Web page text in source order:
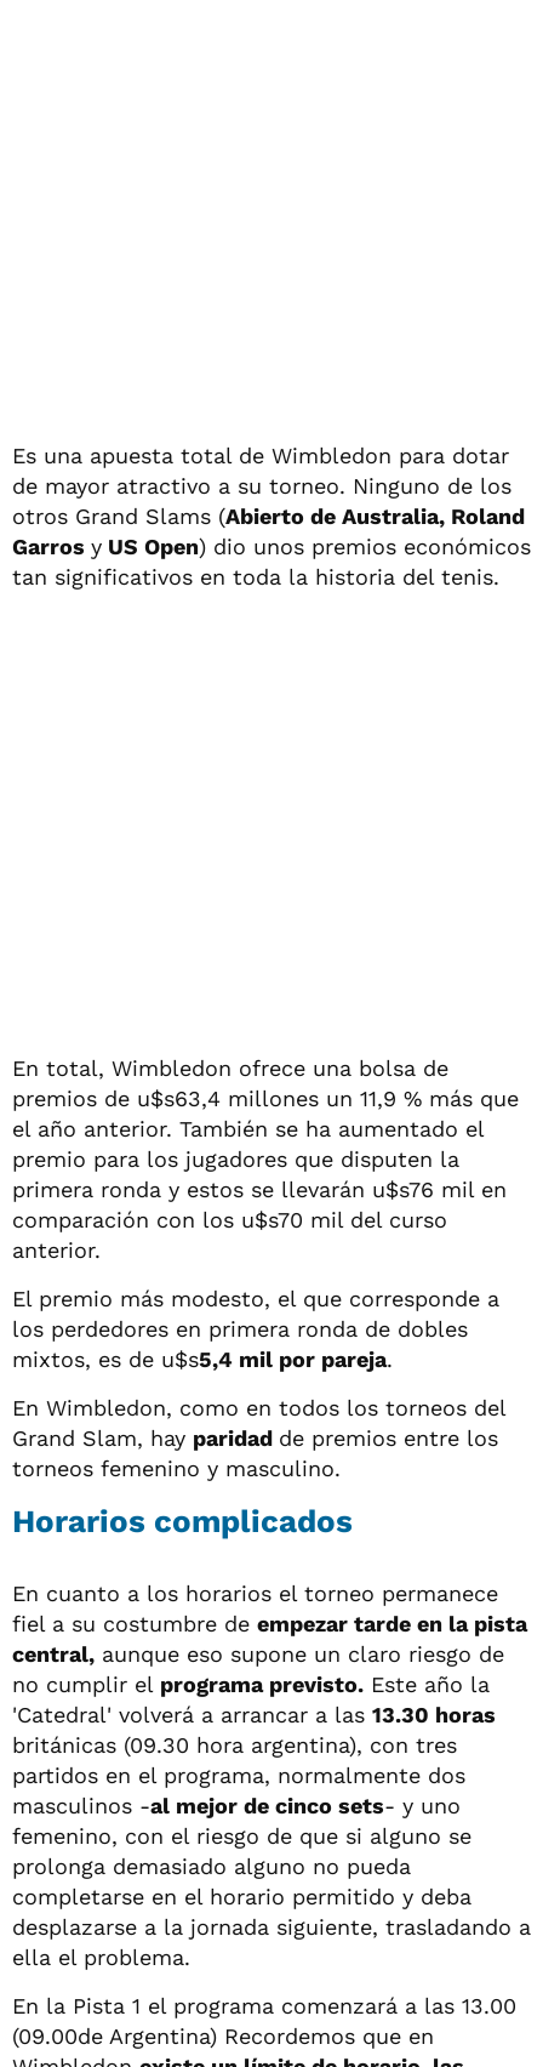
Es una apuesta total de Wimbledon para dotar
de mayor atractivo a su torneo. Ninguno de los
otros Grand Slams (Abierto de Australia, Roland
Garros y US Open) dio unos premios económicos
tan significativos en toda la historia del tenis.
En total, Wimbledon ofrece una bolsa de
premios de u$s63,4 millones un 11,9 % más que
el año anterior. También se ha aumentado el
premio para los jugadores que disputen la
primera ronda y estos se llevarán u$s76 mil en
comparación con los u$s70 mil del curso
anterior.
El premio más modesto, el que corresponde a
los perdedores en primera ronda de dobles
mixtos, es de u$s5,4 mil por pareja.
En Wimbledon, como en todos los torneos del
Grand Slam, hay paridad de premios entre los
torneos femenino y masculino.
Horarios complicados
En cuanto a los horarios el torneo permanece
fiel a su costumbre de empezar tarde en la pista
central, aunque eso supone un claro riesgo de
no cumplir el programa previsto. Este año la
'Catedral' volverá a arrancar a las 13.30 horas
británicas (09.30 hora argentina), con tres
partidos en el programa, normalmente dos
masculinos -al mejor de cinco sets- y uno
femenino, con el riesgo de que si alguno se
prolonga demasiado alguno no pueda
completarse en el horario permitido y deba
desplazarse a la jornada siguiente, trasladando a
ella el problema.
En la Pista 1 el programa comenzará a las 13.00
(09.00de Argentina) Recordemos que en